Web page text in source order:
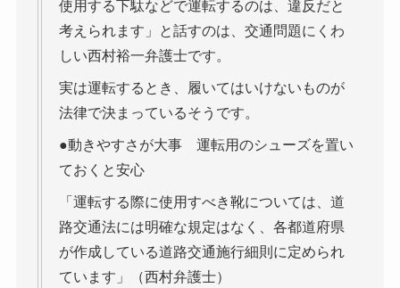
使用する下駄などで運転するのは、違反だと
考えられます」と話すのは、交通問題にくわ
しい西村裕一弁護士です。
実は運転するとき、履いてはいけないものが
法律で決まっているそうです。
●動きやすさが大事 運転用のシューズを置い
ておくと安心
「運転する際に使用すべき靴については、道
路交通法には明確な規定はなく、各都道府県
が作成している道路交通施行細則に定められ
ています」（西村弁護士）